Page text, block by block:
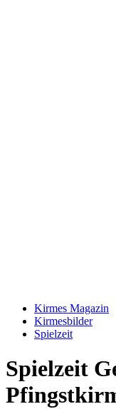
Kirmes Magazin
Kirmesbilder
Spielzeit
Spielzeit